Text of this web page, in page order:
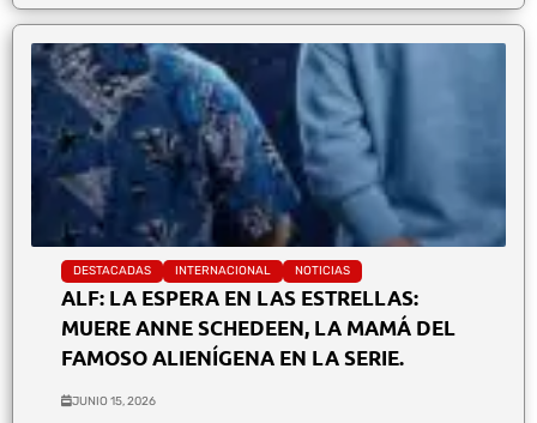
DESTACADAS INTERNACIONAL NOTICIAS
ALF: LA ESPERA EN LAS ESTRELLAS:
MUERE ANNE SCHEDEEN, LA MAMÁ DEL
FAMOSO ALIENÍGENA EN LA SERIE.
JUNIO 15, 2026